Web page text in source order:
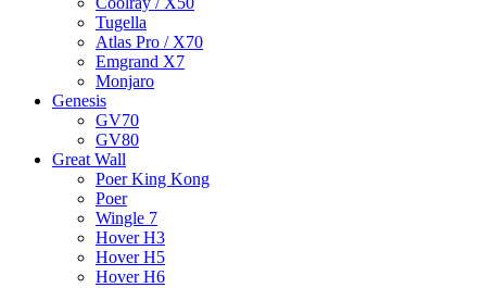
Tugella
Atlas Pro / X70
Emgrand X7
Monjaro
Genesis
GV70
GV80
Great Wall
Poer King Kong
Poer
Wingle 7
Hover H3
Hover H5
Hover H6